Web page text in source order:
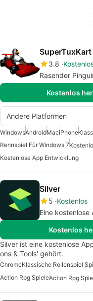
SuperTuxKart
3.8
Rasender
Kostenlos
Andere Platformen
WindowsAndroidMaciPhone
Rennspiel Für Windows 7
Kostenlose App Entwicklung
Silver
5 Kostenlos
Eine kostenlose
Kostenlos
Silver ist eine kostenlose
ons & Tools' gehört.
ChromeKlassische Rollenspiel
Action Rpg SpieleAction Rpg